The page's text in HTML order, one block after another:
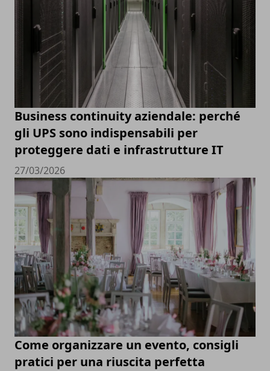
Business continuity aziendale: perché
gli UPS sono indispensabili per
proteggere dati e infrastrutture IT
27/03/2026
Come organizzare un evento, consigli
pratici per una riuscita perfetta